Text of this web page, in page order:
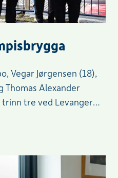
Vegar Jørgensen (18),
Thomas Alexander
trinn tre ved Levanger